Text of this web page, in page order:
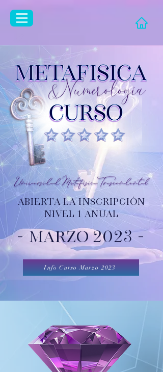
ABIERTA LA INSCRIPCIÓN
Nivel 1 ANUAL
- MARZO 2023 -
Info Curso Marzo 2023